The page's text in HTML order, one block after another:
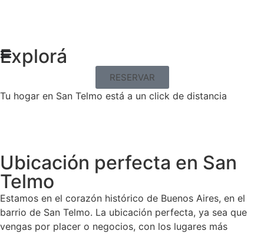
Explorá
RESERVAR
Tu hogar en San Telmo está a un click de distancia
Ubicación perfecta en San
Telmo
Estamos en el corazón histórico de Buenos Aires, en el
barrio de San Telmo. La ubicación perfecta, ya sea que
vengas por placer o negocios, con los lugares más